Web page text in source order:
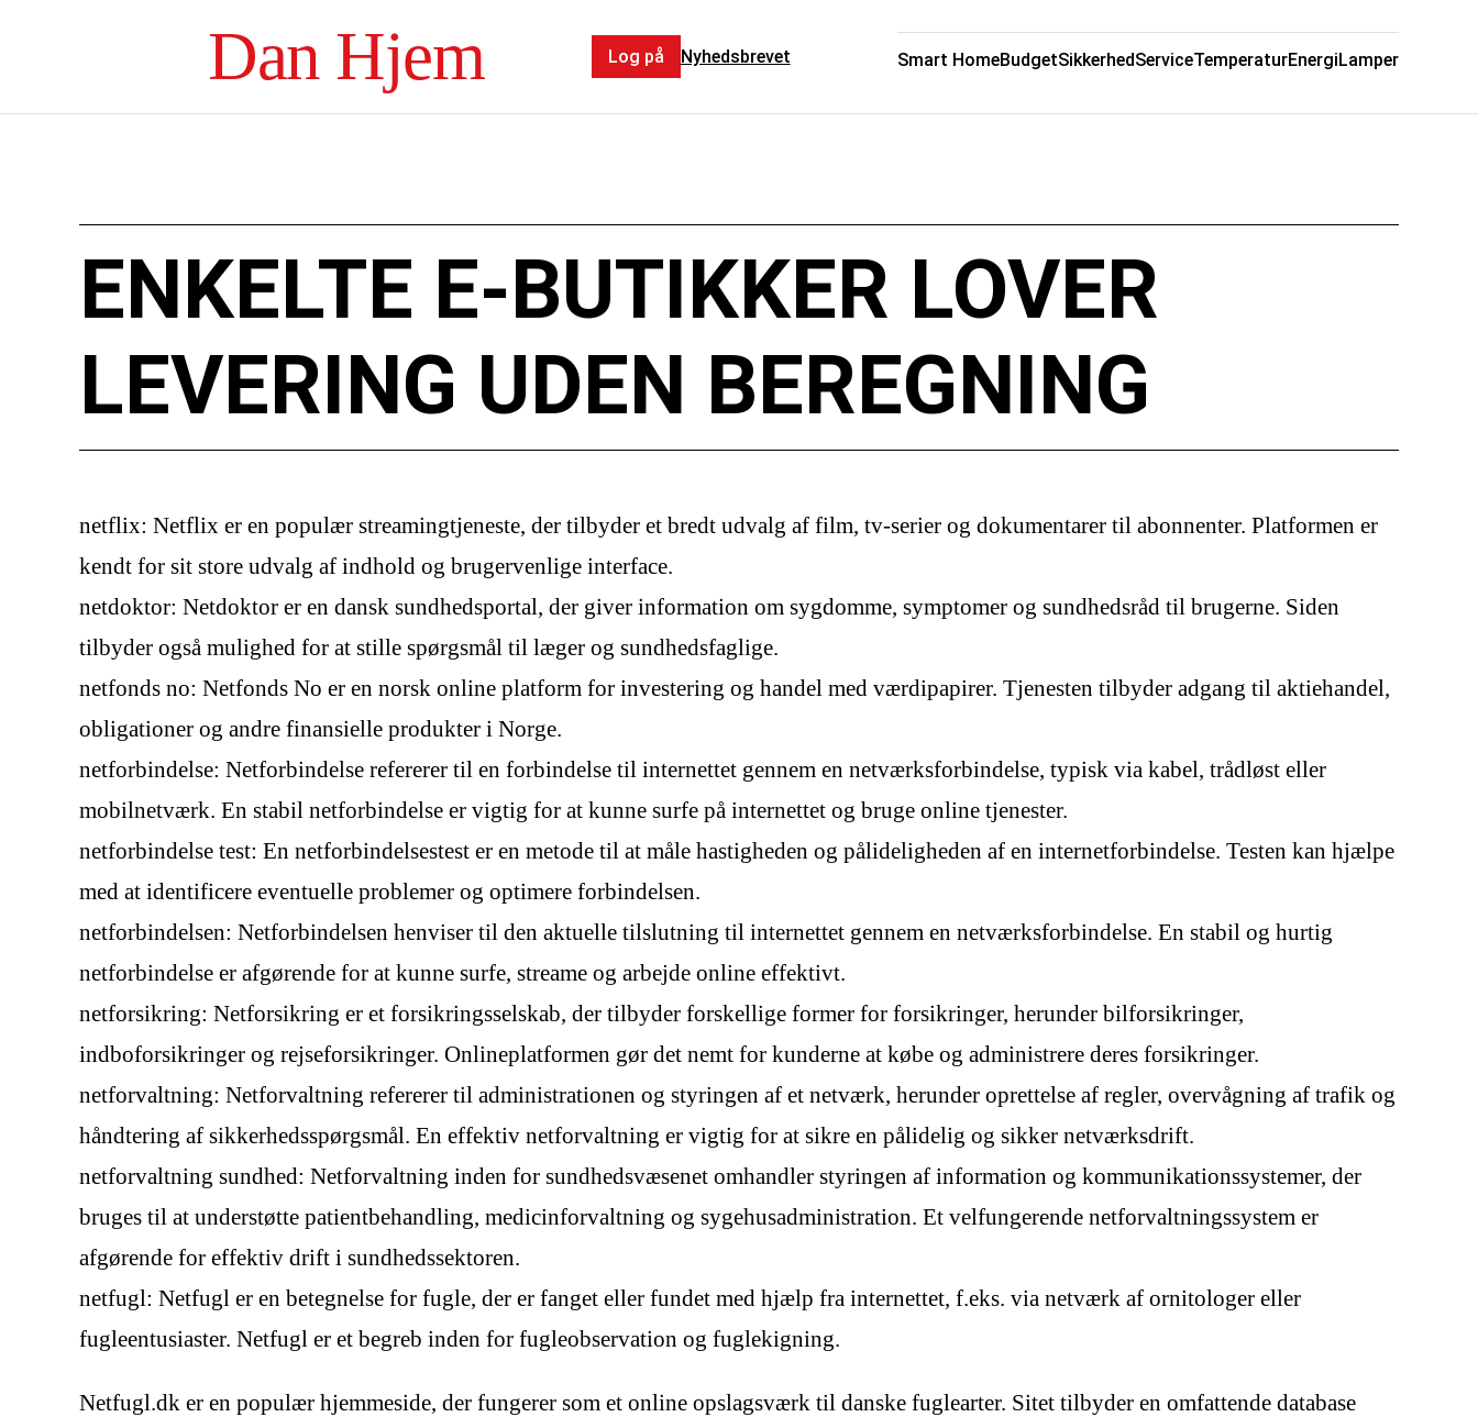
Dan Hjem Smart HomeBudgetSikkerhedServiceTemperaturEnergiLamper
Log på Nyhedsbrevet
ENKELTE E-BUTIKKER LOVER
LEVERING UDEN BEREGNING
netflix: Netflix er en populær streamingtjeneste, der tilbyder et bredt udvalg af film, tv-serier og dokumentarer til abonnenter. Platformen er
kendt for sit store udvalg af indhold og brugervenlige interface.
netdoktor: Netdoktor er en dansk sundhedsportal, der giver information om sygdomme, symptomer og sundhedsråd til brugerne. Siden
tilbyder også mulighed for at stille spørgsmål til læger og sundhedsfaglige.
netfonds no: Netfonds No er en norsk online platform for investering og handel med værdipapirer. Tjenesten tilbyder adgang til aktiehandel,
obligationer og andre finansielle produkter i Norge.
netforbindelse: Netforbindelse refererer til en forbindelse til internettet gennem en netværksforbindelse, typisk via kabel, trådløst eller
mobilnetværk. En stabil netforbindelse er vigtig for at kunne surfe på internettet og bruge online tjenester.
netforbindelse test: En netforbindelsestest er en metode til at måle hastigheden og pålideligheden af en internetforbindelse. Testen kan hjælpe
med at identificere eventuelle problemer og optimere forbindelsen.
netforbindelsen: Netforbindelsen henviser til den aktuelle tilslutning til internettet gennem en netværksforbindelse. En stabil og hurtig
netforbindelse er afgørende for at kunne surfe, streame og arbejde online effektivt.
netforsikring: Netforsikring er et forsikringsselskab, der tilbyder forskellige former for forsikringer, herunder bilforsikringer,
indboforsikringer og rejseforsikringer. Onlineplatformen gør det nemt for kunderne at købe og administrere deres forsikringer.
netforvaltning: Netforvaltning refererer til administrationen og styringen af et netværk, herunder oprettelse af regler, overvågning af trafik og
håndtering af sikkerhedsspørgsmål. En effektiv netforvaltning er vigtig for at sikre en pålidelig og sikker netværksdrift.
netforvaltning sundhed: Netforvaltning inden for sundhedsvæsenet omhandler styringen af information og kommunikationssystemer, der
bruges til at understøtte patientbehandling, medicinforvaltning og sygehusadministration. Et velfungerende netforvaltningssystem er
afgørende for effektiv drift i sundhedssektoren.
netfugl: Netfugl er en betegnelse for fugle, der er fanget eller fundet med hjælp fra internettet, f.eks. via netværk af ornitologer eller
fugleentusiaster. Netfugl er et begreb inden for fugleobservation og fuglekigning.
Netfugl.dk er en populær hjemmeside, der fungerer som et online opslagsværk til danske fuglearter. Sitet tilbyder en omfattende database